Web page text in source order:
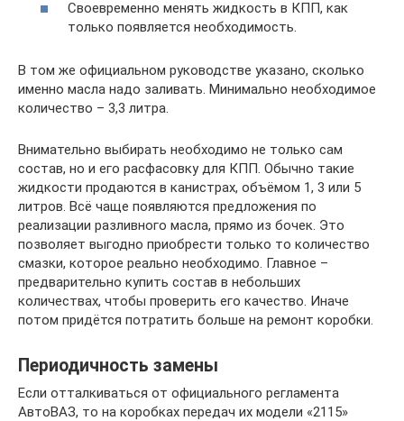
Своевременно менять жидкость в КПП, как
только появляется необходимость.
В том же официальном руководстве указано, сколько
именно масла надо заливать. Минимально необходимое
количество – 3,3 литра.
Внимательно выбирать необходимо не только сам
состав, но и его расфасовку для КПП. Обычно такие
жидкости продаются в канистрах, объёмом 1, 3 или 5
литров. Всё чаще появляются предложения по
реализации разливного масла, прямо из бочек. Это
позволяет выгодно приобрести только то количество
смазки, которое реально необходимо. Главное –
предварительно купить состав в небольших
количествах, чтобы проверить его качество. Иначе
потом придётся потратить больше на ремонт коробки.
Периодичность замены
Если отталкиваться от официального регламента
АвтоВАЗ, то на коробках передач их модели «2115»